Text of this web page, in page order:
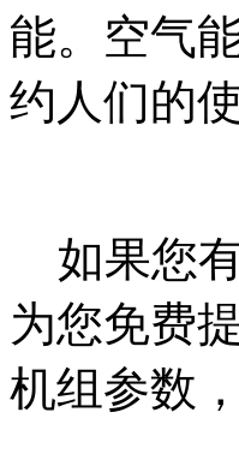
能。空气
约人们的
如果您
为您免费
机组参数